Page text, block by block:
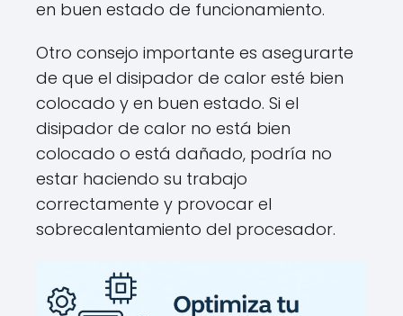
en buen estado de funcionamiento.
Otro consejo importante es asegurarte
de que el disipador de calor esté bien
colocado y en buen estado. Si el
disipador de calor no está bien
colocado o está dañado, podría no
estar haciendo su trabajo
correctamente y provocar el
sobrecalentamiento del procesador.